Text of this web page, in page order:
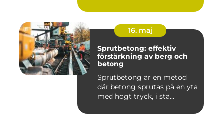
16. maj
Sprutbetong: effektiv
förstärkning av berg och
betong
Sprutbetong är en metod
där betong sprutas på en yta
med högt tryck, i stä...